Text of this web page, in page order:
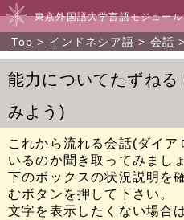
東京外国語大学言語モジュール
Top インドネシア語 会話
能力についてたずねる
みよう
これから流れる会話(ダイ
いるのか聞き取ってみまし
下のボックスの状況説明を
むボタンを押して下さい。
文字を表示したくない場合